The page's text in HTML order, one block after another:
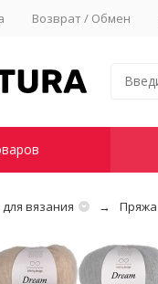
Возврат / Обмен
вязания Пряжа